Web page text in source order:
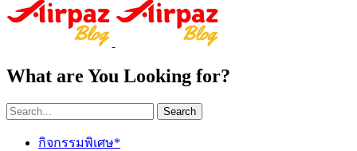
What are You Looking for?
Search
กิจกรรมพิเศษ*